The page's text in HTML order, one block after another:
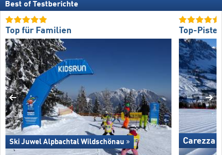
Best of Testberichte
Top für Familien
Ski Juwel Alpbachtal Wildschönau
Top-
Carezza